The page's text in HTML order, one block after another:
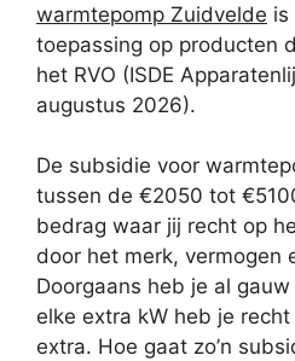
warmtepomp Zuidvelde is
toepassing op producten
het RVO (ISDE
augustus 2026).
De subsidie voor
tussen de €2050 tot
bedrag waar jij recht op
door het merk, vermogen
Doorgaans heb je al
elke extra kW heb je
extra. Hoe gaat zo’n